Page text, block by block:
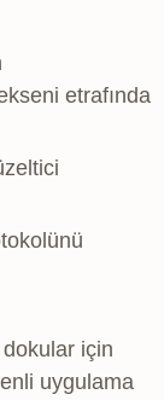
etrafında
için
uygulama